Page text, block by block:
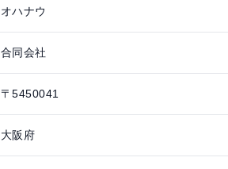
オハナウ
合同会社
〒5450041
大阪府